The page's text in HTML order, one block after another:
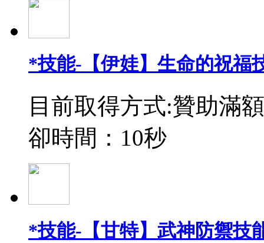
*技能-【伊娃】生命的祝福
目前取得方式:贊助滿
卻時間：10秒
*技能-【甘特】武神防禦技